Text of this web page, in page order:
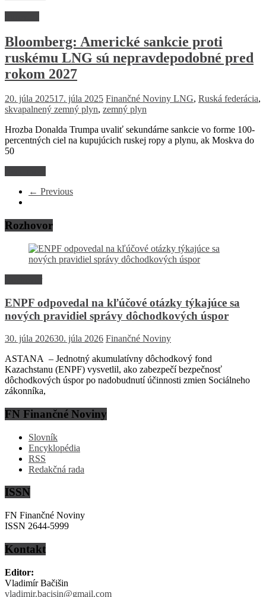
Bloomberg: Americké sankcie proti
ruskému LNG sú nepravdepodobné pred
rokom 2027
20. júla 202517. júla 2025 Finančné Noviny LNG, Ruská federácia,
skvapalnený zemný plyn, zemný plyn
Hrozba Donalda Trumpa uvaliť sekundárne sankcie vo forme 100-
percentných ciel na kupujúcich ruskej ropy a plynu, ak Moskva do
50
← Previous
Rozhovor
ENPF odpovedal na kľúčové otázky týkajúce sa
nových pravidiel správy dôchodkových úspor
30. júla 202630. júla 2026 Finančné Noviny
ASTANA – Jednotný akumulatívny dôchodkový fond
Kazachstanu (ENPF) vysvetlil, ako zabezpečí bezpečnosť
dôchodkových úspor po nadobudnutí účinnosti zmien Sociálneho
zákonníka,
FN Finančné Noviny
Slovník
Encyklopédia
RSS
Redakčná rada
ISSN
FN Finančné Noviny
ISSN 2644-5999
Kontakt
Editor:
Vladimír Bačišin
vladimir.bacisin@gmail.com